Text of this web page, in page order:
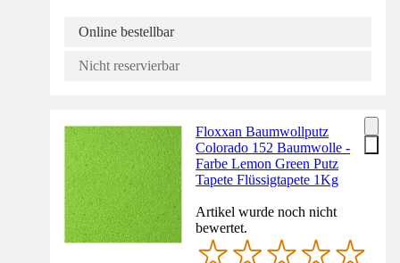
Online bestellbar
Nicht reservierbar
Floxxan Baumwollputz
Colorado 152 Baumwolle -
Farbe Lemon Green Putz
Tapete Flüssigtapete 1Kg
Artikel wurde noch nicht
bewertet.